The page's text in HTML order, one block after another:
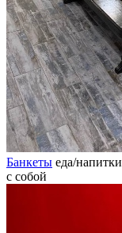
Банкеты еда/напитки
с собой